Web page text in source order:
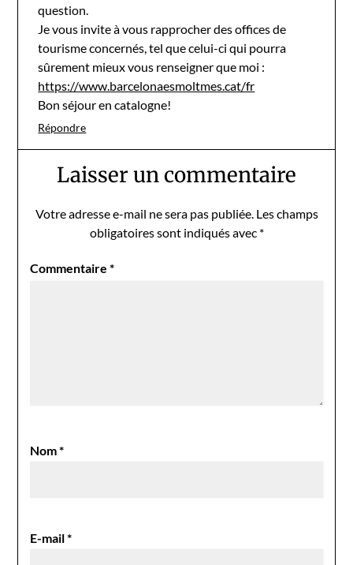
question.
Je vous invite à vous rapprocher des offices de
tourisme concernés, tel que celui-ci qui pourra
sûrement mieux vous renseigner que moi :
https://www.barcelonaesmoltmes.cat/fr
Bon séjour en catalogne!
Répondre
Laisser un commentaire
Votre adresse e-mail ne sera pas publiée. Les champs
obligatoires sont indiqués avec *
Commentaire*
Nom*
E-mail*